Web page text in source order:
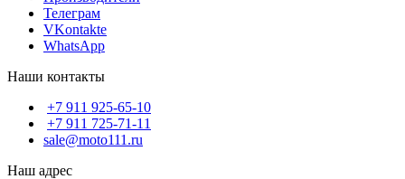
Телеграм
VKontakte
WhatsApp
Наши контакты
+7 911 925-65-10
+7 911 725-71-11
sale@moto111.ru
Наш адрес